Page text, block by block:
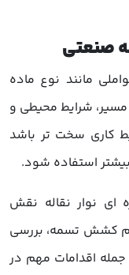
صنعتی
مانند نوع ماده
شرایط محیطی و
کاری سخت تر باشد
بیشتر استفاده شود.
ای نوار نقاله نقش
کشش تسمه، بررسی
اقدامات مهم در